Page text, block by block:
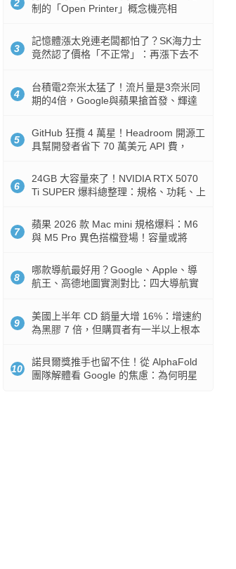
2
制的「Open Printer」概念機亮相
3
記憶體漲太兇連老闆都怕了？SK海力士
竟然認了價格「不正常」：再漲下去不
4
台積電2奈米太猛了！流片量是3奈米同
期的4倍，Google與蘋果搶首發、輝達
5
GitHub 狂攬 4 萬星！Headroom 開源工
具幫開發者省下 70 萬美元 API 費，
6
24GB 大容量來了！NVIDIA RTX 5070
Ti SUPER 爆料總整理：規格、功耗、上
7
蘋果 2026 款 Mac mini 規格爆料：M6
與 M5 Pro 異色搭檔登場！容量或將
8
哪款導航最好用？Google、Apple、導
航王、高德地圖實測對比：四大導航實
9
美國上半年 CD 銷量大增 16%：增速約
為黑膠 7 倍，但購買者有一半以上根本
10
諾貝爾獎推手也留不住！從 AlphaFold
團隊解體看 Google 的焦慮：為何明星